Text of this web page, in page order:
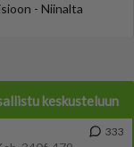
- Niinalta
keskusteluun
333